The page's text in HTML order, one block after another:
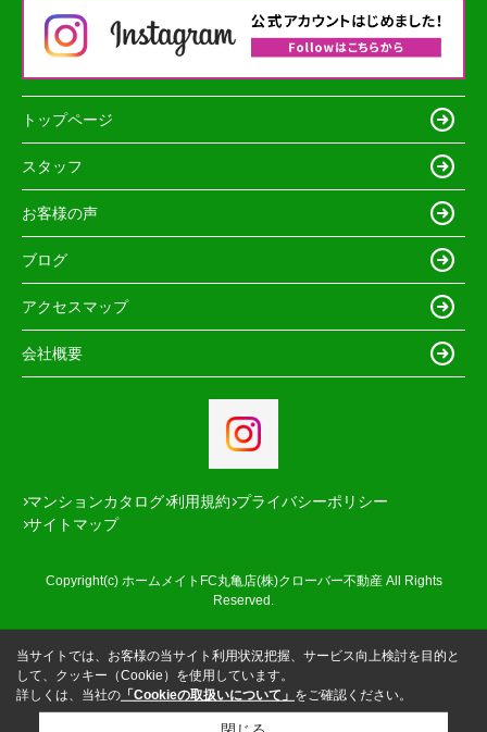
トップページ
スタッフ
お客様の声
ブログ
アクセスマップ
会社概要
マンションカタログ 利用規約 プライバシーポリシー
サイトマップ
Copyright(c) ホームメイトFC丸亀店(株)クローバー不動産 All Rights
Reserved.
当サイトでは、お客様の当サイト利用状況把握、サービス向上検討を目的と
して、クッキー（Cookie）を使用しています。
詳しくは、当社の 「Cookieの取扱いについて」 をご確認ください。